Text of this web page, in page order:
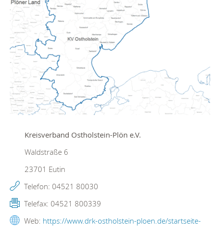
Kreisverband Ostholstein-Plön e.V.
Waldstraße 6
23701 Eutin
Telefon: 04521 80030
Telefax: 04521 800339
Web: https://www.drk-ostholstein-ploen.de/startseite-